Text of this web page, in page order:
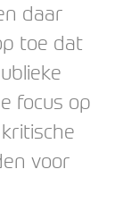
daar
toe dat
focus op
voor